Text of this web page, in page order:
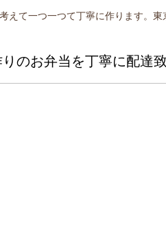
えて一つ一つて丁寧に作ります。東
せていただきます。
のお弁当を丁寧に配達致